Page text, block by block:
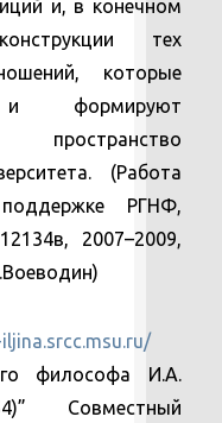
и, в конечном
тех
которые
и формируют
(Работа
РГНФ,
2007–2009,
философа И.А.
Совместный